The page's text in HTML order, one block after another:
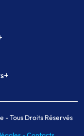
+
- Tous Droits Réservés